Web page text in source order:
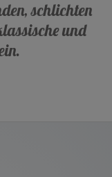
schlichten
und